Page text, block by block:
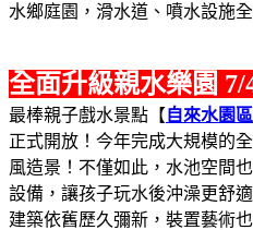
全面升級親水樂園 7/
最棒親子戲水景點【 自來水園區
正式開放！今年完成大規模的
風造景！不僅如此，水池空間
設備，讓孩子玩水後沖澡更舒
建築依舊歷久彌新，裝置藝術